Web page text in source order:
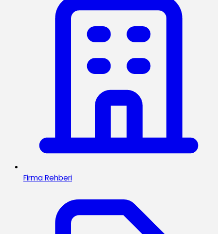
Firma Rehberi